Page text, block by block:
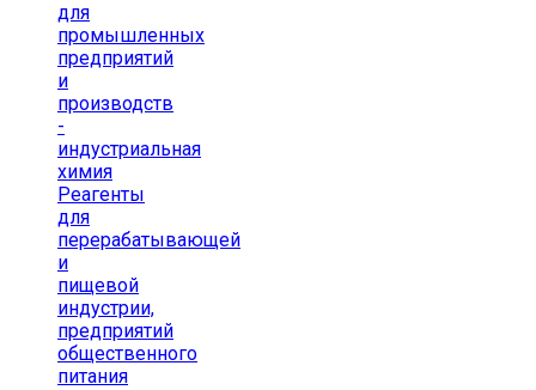
для
промышленных
предприятий
и
производств
-
индустриальная
химия
Реагенты
для
перерабатывающей
и
пищевой
индустрии,
предприятий
общественного
питания